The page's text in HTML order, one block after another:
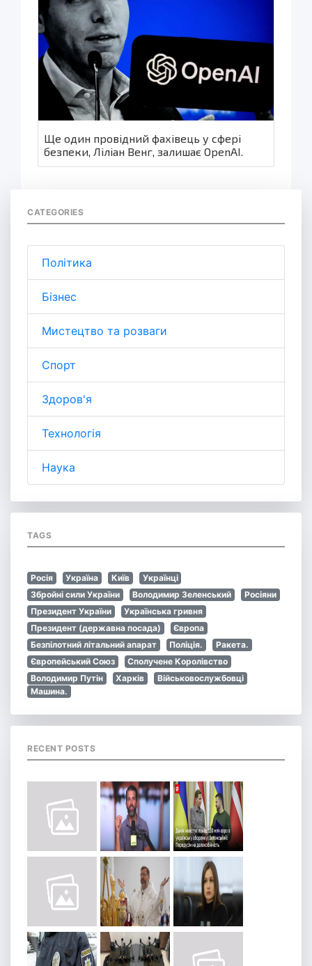
Ще один провідний фахівець у сфері
безпеки, Ліліан Венг, залишає OpenAI.
CATEGORIES
Політика
Бізнес
Мистецтво та розваги
Спорт
Здоров'я
Технологія
Наука
TAGS
Росія Україна Київ
Українці
Збройні сили України
Володимир Зеленський
Росіяни
Президент України
Українська гривня
Президент (державна посада)
Європа
Безпілотний літальний апарат
Поліція.
Ракета.
Європейський Союз
Сполучене Королівство
Володимир Путін
Харків
Військовослужбовці
Машина.
RECENT POSTS